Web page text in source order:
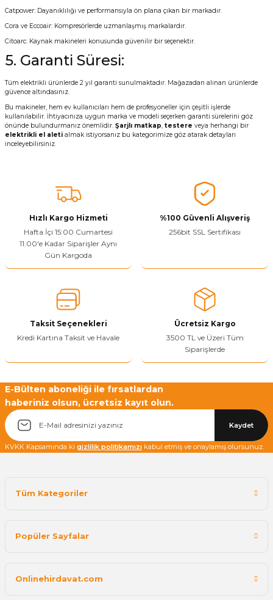
Catpower: Dayanıklılığı ve performansıyla ön plana çıkan bir markadır.
Cora ve Eccoair: Kompresörlerde uzmanlaşmış markalardır.
Citoarc: Kaynak makineleri konusunda güvenilir bir seçenektir.
5. Garanti Süresi:
Tüm elektrikli ürünlerde 2 yıl garanti sunulmaktadır. Mağazadan alınan ürünlerde
güvence altındasınız.
Bu makineler, hem ev kullanıcıları hem de profesyoneller için çeşitli işlerde
kullanılabilir. İhtiyacınıza uygun marka ve modeli seçerken garanti sürelerini göz
önünde bulundurmanız önemlidir. Şarjlı matkap, testere veya herhangi bir
elektrikli el aleti almak istiyorsanız bu kategorimize göz atarak detayları
inceleyebilirsiniz.
Hızlı Kargo Hizmeti
Hafta İçi 15:00 Cumartesi
11.00'e Kadar Siparişler Aynı
Gün Kargoda
%100 Güvenli Alışveriş
256bit SSL Sertifikası
Taksit Seçenekleri
Kredi Kartına Taksit ve Havale
Ücretsiz Kargo
3500 TL ve Üzeri Tüm
Siparişlerde
E-Bülten aboneliği ile fırsatlardan
haberiniz olsun, ücretsiz kayıt olun.
Kaydet
KVKK Kapsamında ki gizlilik politikamızı kabul etmiş ve onaylamış olursunuz.
Tüm Kategoriler
Popüler Sayfalar
Onlinehirdavat.com